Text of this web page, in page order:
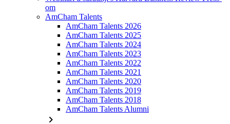
om
AmCham Talents
AmCham Talents 2026
AmCham Talents 2025
AmCham Talents 2024
AmCham Talents 2023
AmCham Talents 2022
AmCham Talents 2021
AmCham Talents 2020
AmCham Talents 2019
AmCham Talents 2018
AmCham Talents Alumni
chevron_right